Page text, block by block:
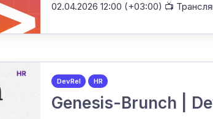
02.04.2026 12:00 (+03:00) 📺
DevRel HR
Genesis-Brunch |